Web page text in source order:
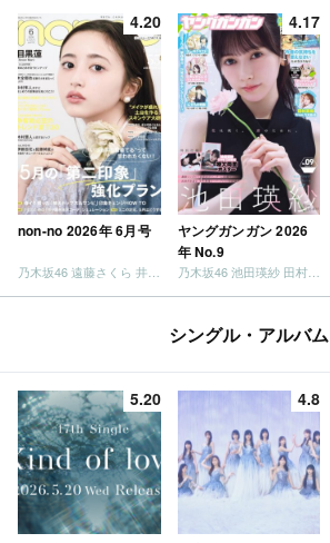
4.20
non-no 2026年 6月号
4.17
ヤングガンガン 2026
年 No.9
乃木坂46 池田瑛紗 田村真佑
シングル・アルバム
5.20 4.8